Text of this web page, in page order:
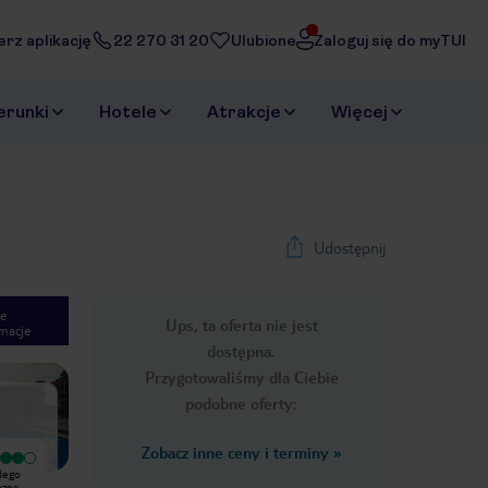
aplikację 22 270 31 20 Ulubione Zaloguj się do myTUI
Hotele Atrakcje Więcej
Udostępnij
Ups, ta oferta nie jest
dostępna.
Przygotowaliśmy dla Ciebie
podobne oferty:
Zobacz inne ceny i terminy »
Next slide
1/
Bardzo dobry